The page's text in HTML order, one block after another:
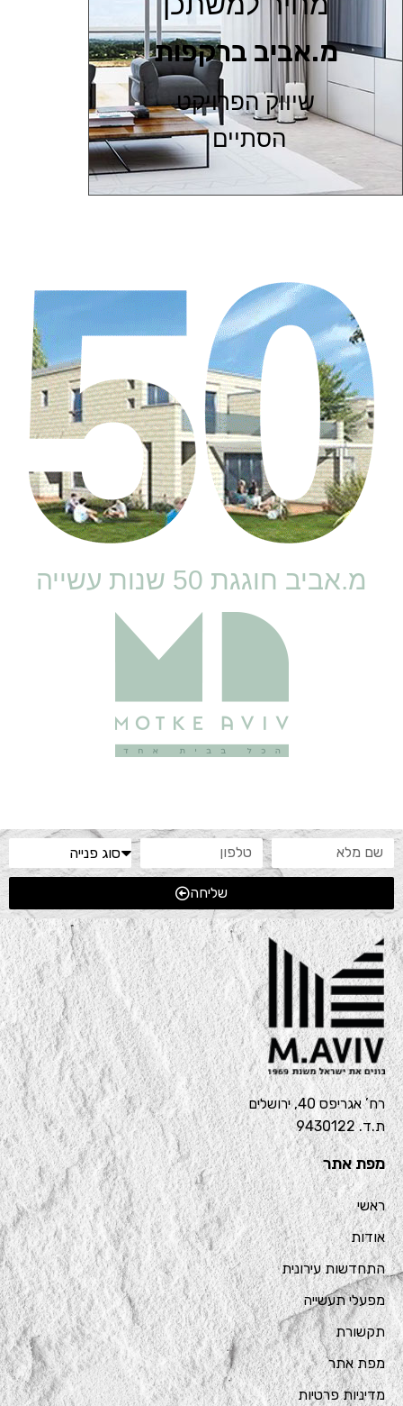
מ.אביב ברקפות
שיווק הפרויקט
הסתיים
מ.אביב חוגגת 50 שנות עשייה
שליחה
רח’ אגריפס 40, ירושלים
ת.ד. 9430122
מפת אתר
ראשי
אודות
התחדשות עירונית
מפעלי תעשייה
תקשורת
מפת אתר
מדיניות פרטיות